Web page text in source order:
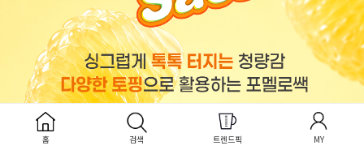
홈 검색 트렌드픽 MY